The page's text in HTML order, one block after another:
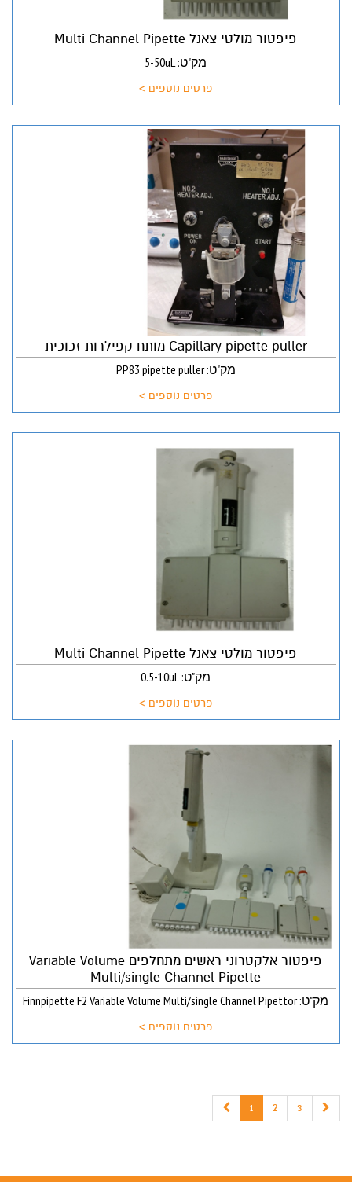
פיפטור מולטי צאנל Multi Channel Pipette
מק"ט: 5-50uL
פרטים נוספים >
Capillary pipette puller מותח קפילרות זכוכית
מק"ט: PP83 pipette puller
פרטים נוספים >
פיפטור מולטי צאנל Multi Channel Pipette
מק"ט: 0.5-10uL
פרטים נוספים >
פיפטור אלקטרוני ראשים מתחלפים Variable Volume
Multi/single Channel Pipette
מק"ט: Finnpipette F2 Variable Volume Multi/single Channel Pipettor
פרטים נוספים >
1 2 3